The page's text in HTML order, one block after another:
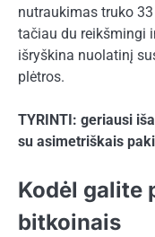
nutraukimas truko
tačiau du reikšmingi
išryškina nuolatinį
plėtros.
TYRINTI: geriausi
su asimetriškais
Kodėl galite
bitkoinais